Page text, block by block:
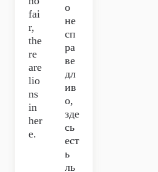
fai
r,
the
re
are
lio
ns
in
her
e.
о
не
сп
ра
ве
дл
ив
о,
зде
сь
ест
ь
ль